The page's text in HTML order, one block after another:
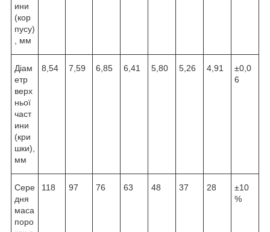
ини
(кор
пусу)
, мм
Діам
етр
верх
ньої
част
ини
(кри
шки),
мм
8,54 7,59 6,85 6,41 5,80 5,26 4,91
±0,0
6
Сере
дня
маса
поро
118 97 76 63 48 37 28
±10
%